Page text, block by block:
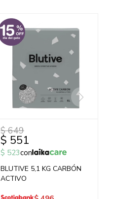
$ 551
$ 649
$ 523con
BLUTIVE 5,1 KG CARBÓN
ACTIVO